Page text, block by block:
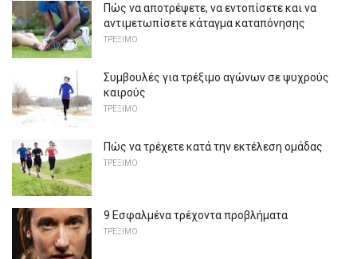
Πώς να αποτρέψετε, να εντοπίσετε και να
αντιμετωπίσετε κάταγμα καταπόνησης
ΤΡΈΞΙΜΟ
Συμβουλές για τρέξιμο αγώνων σε ψυχρούς
καιρούς
ΤΡΈΞΙΜΟ
Πώς να τρέχετε κατά την εκτέλεση ομάδας
ΤΡΈΞΙΜΟ
9 Εσφαλμένα τρέχοντα προβλήματα
ΤΡΈΞΙΜΟ